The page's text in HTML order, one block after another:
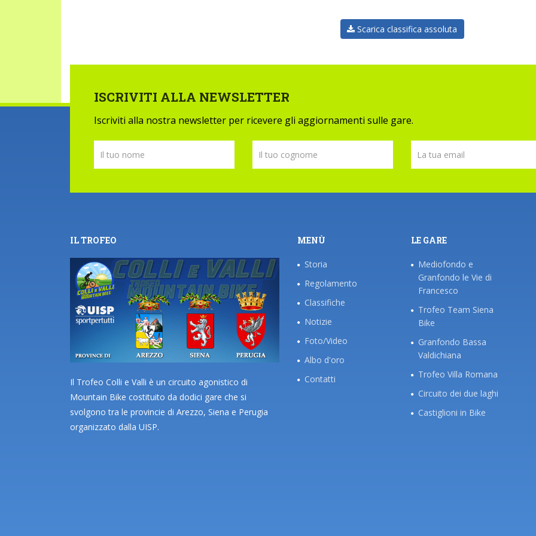
Scarica classifica assoluta
ISCRIVITI ALLA NEWSLETTER
Iscriviti alla nostra newsletter per ricevere gli aggiornamenti sulle gare.
IL TROFEO
Il Trofeo Colli e Valli è un circuito agonistico di
Mountain Bike costituito da dodici gare che si
svolgono tra le provincie di Arezzo, Siena e Perugia
organizzato dalla UISP.
MENÙ
Storia
Regolamento
Classifiche
Notizie
Foto/Video
Albo d'oro
Contatti
LE GARE
Mediofondo e
Granfondo le Vie di
Francesco
Trofeo Team Siena
Bike
Granfondo Bassa
Valdichiana
Trofeo Villa Romana
Circuito dei due laghi
Castiglioni in Bike